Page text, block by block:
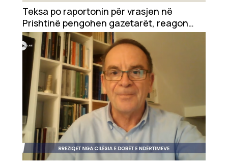
Showbiz
Ekonomi
Teknologji
Udhëtime
DuVideo
Teksa po raportonin për vrasjen në
Prishtinë pengohen gazetarët, reagon
AGK-ja